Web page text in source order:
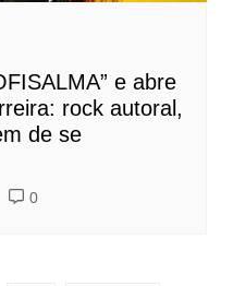
e abre
rock autoral,
de se
0